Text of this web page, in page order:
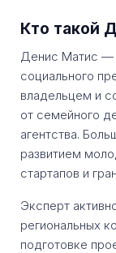
Кто такой
Денис Матис —
социального
владельцем и
от семейного
агентства.
развитием
стартапов и
Эксперт
региональных
подготовке